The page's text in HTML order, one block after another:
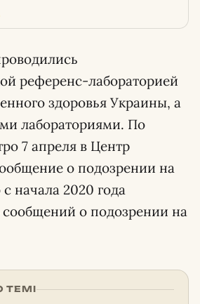
референс-лабораторией
здоровья Украины, а
лабораториями. По
7 апреля в Центр
о подозрении на
начала 2020 года
сообщений о подозрении на
ТЕМІ